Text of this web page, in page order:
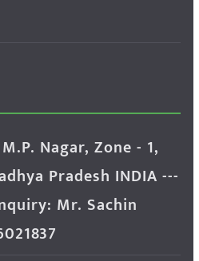
Nagar, Zone - 1,
Pradesh INDIA ---
Mr. Sachin